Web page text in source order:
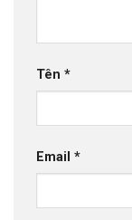
Tên *
Email *